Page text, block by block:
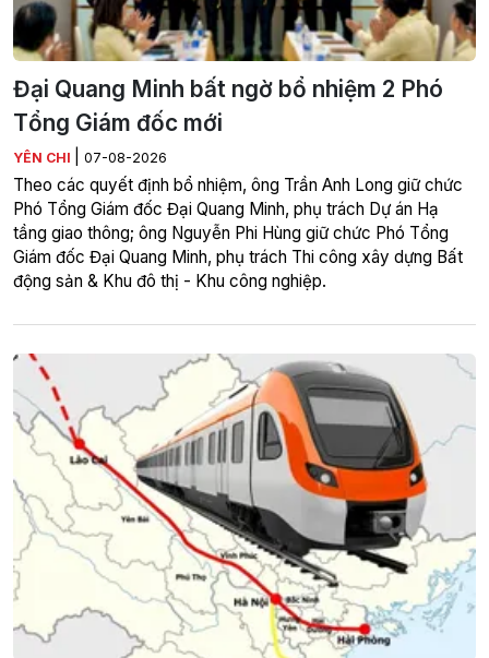
Đại Quang Minh bất ngờ bổ nhiệm 2 Phó
Tổng Giám đốc mới
YÊN CHI 07-08-2026
Theo các quyết định bổ nhiệm, ông Trần Anh Long giữ chức
Phó Tổng Giám đốc Đại Quang Minh, phụ trách Dự án Hạ
tầng giao thông; ông Nguyễn Phi Hùng giữ chức Phó Tổng
Giám đốc Đại Quang Minh, phụ trách Thi công xây dựng Bất
động sản & Khu đô thị - Khu công nghiệp.